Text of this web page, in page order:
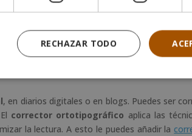
de contenidos. Por ejemplo, la
nos exigen que los contenidos sean de
y se distingue. Las personas que han
en este ámbito.
, en diarios digitales o en blogs. Puedes ser
corrector ortotipográfico aplica las
la lectura. A esto le puedes añadir la
RECHAZAR TODO